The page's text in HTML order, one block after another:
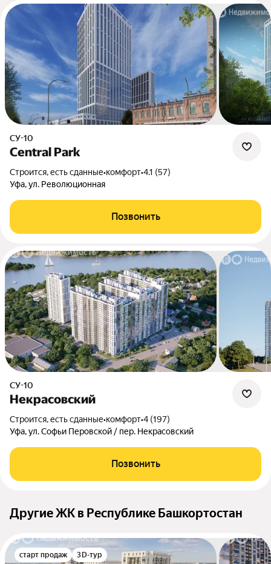
СУ-10
Central Park
Строится, есть сданные•комфорт•4.1 (57)
Уфа, ул. Революционная
Позвонить
СУ-10
Некрасовский
Строится, есть сданные•комфорт•4 (197)
Уфа, ул. Софьи Перовской / пер. Некрасовский
Позвонить
Другие ЖК в Республике Башкортостан
старт продаж 3D-тур